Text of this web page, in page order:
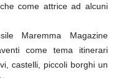
come attrice ad alcuni
Maremma Magazine
come tema itinerari
castelli, piccoli borghi un